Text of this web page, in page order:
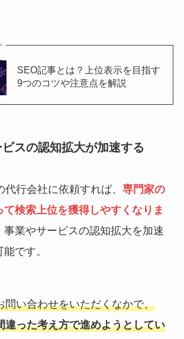
SEO記事とは？上位表示を目指す
9つのコツや注意点を解説
スの認知拡大が加速する
行会社に依頼すれば、 専門家の
て検索上位を獲得しやすくなりま
事業やサービスの認知拡大を加速
です。
問い合わせをいただくなかで、
違った考え方で進めようとしてい